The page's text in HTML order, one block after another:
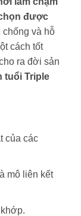
được
chống và hỗ
cách tốt
ra đời sản
tuổi Triple
của các
mô liên kết